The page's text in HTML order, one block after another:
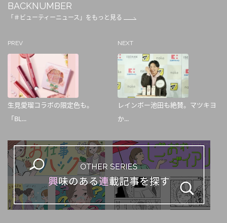
BACKNUMBER
「＃ビューティーニュース」をもっと見る
PREV
生見愛瑠コラボの限定色も。
「BL...
NEXT
レインボー池田も絶賛。マツキヨ
か...